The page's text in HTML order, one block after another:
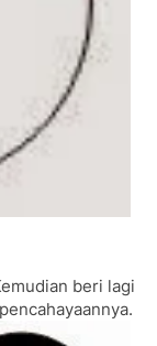
beri lagi